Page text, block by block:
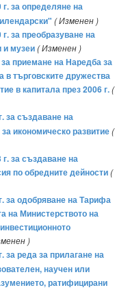
за определяне на
( Изменен )
за преобразуване на
и музеи( Изменен )
приемане на Наредба за
в търговските дружества
в капитала през 2006 г.(
за създаване на
икономическо развитие(
за създаване на
по обредните дейности(
за одобряване на Тарифа
на Министерството на
)
реда за прилагане на
научен или
ратифицирани